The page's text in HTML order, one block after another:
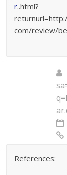
r..html?
com/review/
References: